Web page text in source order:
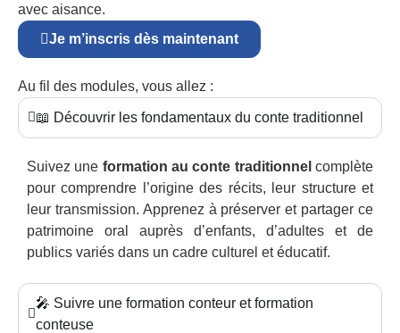
avec aisance.
Je m’inscris dès maintenant
Au fil des modules, vous allez :
📖 Découvrir les fondamentaux du conte traditionnel
Suivez une formation au conte traditionnel complète
pour comprendre l’origine des récits, leur structure et
leur transmission. Apprenez à préserver et partager ce
patrimoine oral auprès d’enfants, d’adultes et de
publics variés dans un cadre culturel et éducatif.
🎤 Suivre une formation conteur et formation
conteuse